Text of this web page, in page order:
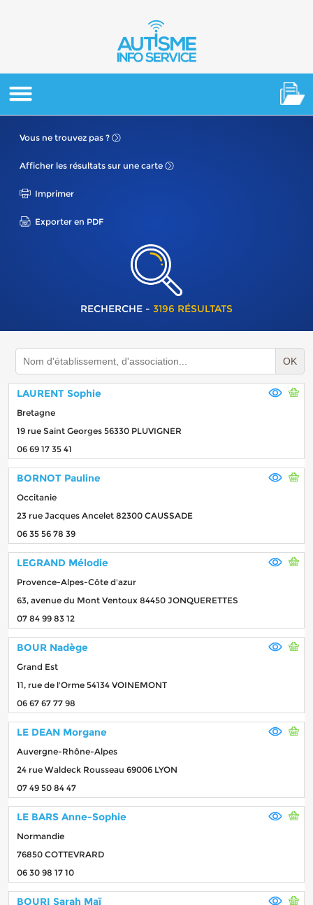
Vous ne trouvez pas ?
Afficher les résultats sur une carte
Imprimer
Exporter en PDF
RECHERCHE - 3196 RÉSULTATS
OK
LAURENT Sophie
Bretagne
19 rue Saint Georges 56330 PLUVIGNER
06 69 17 35 41
BORNOT Pauline
Occitanie
23 rue Jacques Ancelet 82300 CAUSSADE
06 35 56 78 39
LEGRAND Mélodie
Provence-Alpes-Côte d'azur
63, avenue du Mont Ventoux 84450 JONQUERETTES
07 84 99 83 12
BOUR Nadège
Grand Est
11, rue de l'Orme 54134 VOINEMONT
06 67 67 77 98
LE DEAN Morgane
Auvergne-Rhône-Alpes
24 rue Waldeck Rousseau 69006 LYON
07 49 50 84 47
LE BARS Anne-Sophie
Normandie
76850 COTTEVRARD
06 30 98 17 10
BOURI Sarah Maï